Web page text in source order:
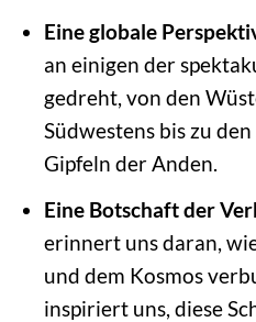
Eine globale
an einigen der
gedreht, von den
Südwestens bis zu
Gipfeln der Anden.
Eine Botschaft der
erinnert uns daran,
und dem Kosmos
inspiriert uns, diese